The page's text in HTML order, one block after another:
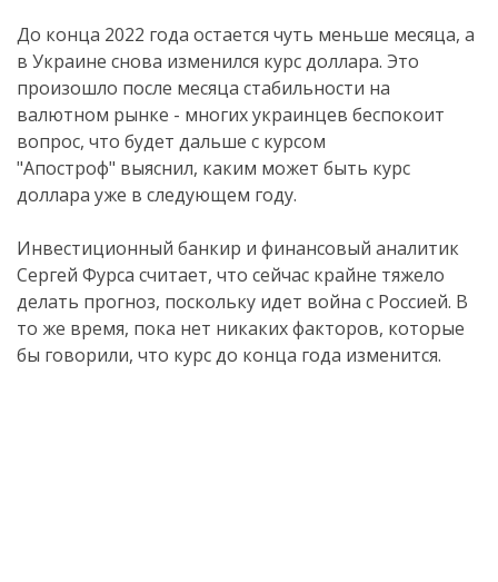
До конца 2022 года остается чуть меньше месяца, а
в Украине снова изменился курс доллара. Это
произошло после месяца стабильности на
валютном рынке - многих украинцев беспокоит
вопрос, что будет дальше с курсом
"Апостроф" выяснил, каким может быть курс
доллара уже в следующем году.
Инвестиционный банкир и финансовый аналитик
Сергей Фурса считает, что сейчас крайне тяжело
делать прогноз, поскольку идет война с Россией. В
то же время, пока нет никаких факторов, которые
бы говорили, что курс до конца года изменится.